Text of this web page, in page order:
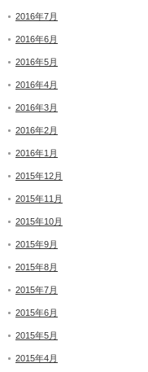
2016年7月
2016年6月
2016年5月
2016年4月
2016年3月
2016年2月
2016年1月
2015年12月
2015年11月
2015年10月
2015年9月
2015年8月
2015年7月
2015年6月
2015年5月
2015年4月